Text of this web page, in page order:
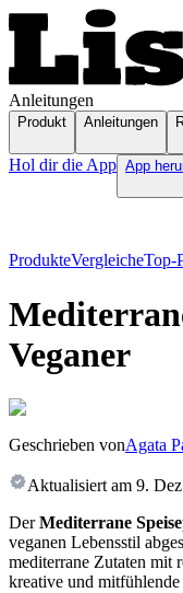
Anleitungen
Produkt Anleitungen
Hol dir die App App
ProdukteVergleicheTop-
Veganer
Geschrieben vonAgata
Aktualisiert am 9.
DerMediterrane
veganen Lebensstil
mediterrane Zutaten mit
kreative und